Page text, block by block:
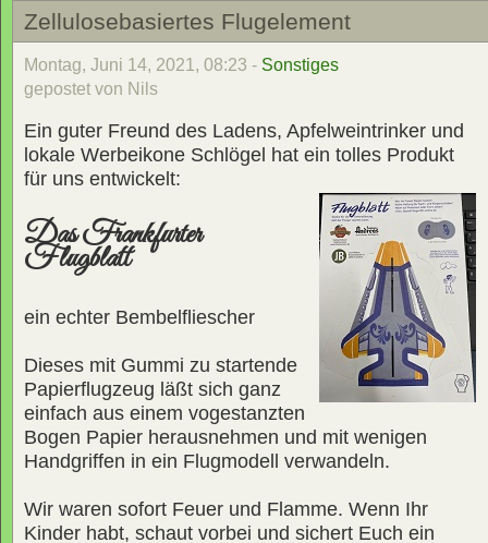
Zellulosebasiertes Flugelement
Montag, Juni 14, 2021, 08:23 - Sonstiges
gepostet von Nils
Ein guter Freund des Ladens, Apfelweintrinker und
lokale Werbeikone Schlögel hat ein tolles Produkt
für uns entwickelt:
Das Frankfurter
Flugblatt
ein echter Bembelfliescher
Dieses mit Gummi zu startende
Papierflugzeug läßt sich ganz
einfach aus einem vogestanzten
Bogen Papier herausnehmen und mit wenigen
Handgriffen in ein Flugmodell verwandeln.
Wir waren sofort Feuer und Flamme. Wenn Ihr
Kinder habt, schaut vorbei und sichert Euch ein